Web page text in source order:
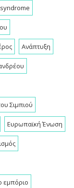
Ανάπτυξη
Σιμπιού
Ευρωπαϊκή Ένωση
εμπόριο